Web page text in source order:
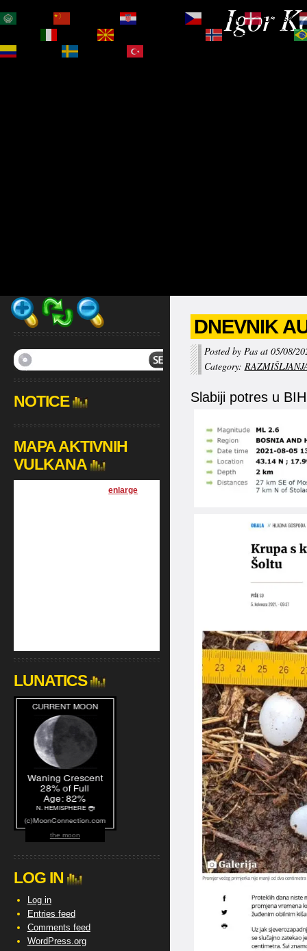
Igor
DNEVNIK
Posted by Pas at 05/08/
Category:
Slabiji potres u
NOTICE
MAPA AKTIVNIH
VULKANA
[enlarge
LUNATICS
the moon
LOG IN
Log in
Entries feed
Comments feed
WordPress.org
Čeština‎
Dansk
Norsk bokmål